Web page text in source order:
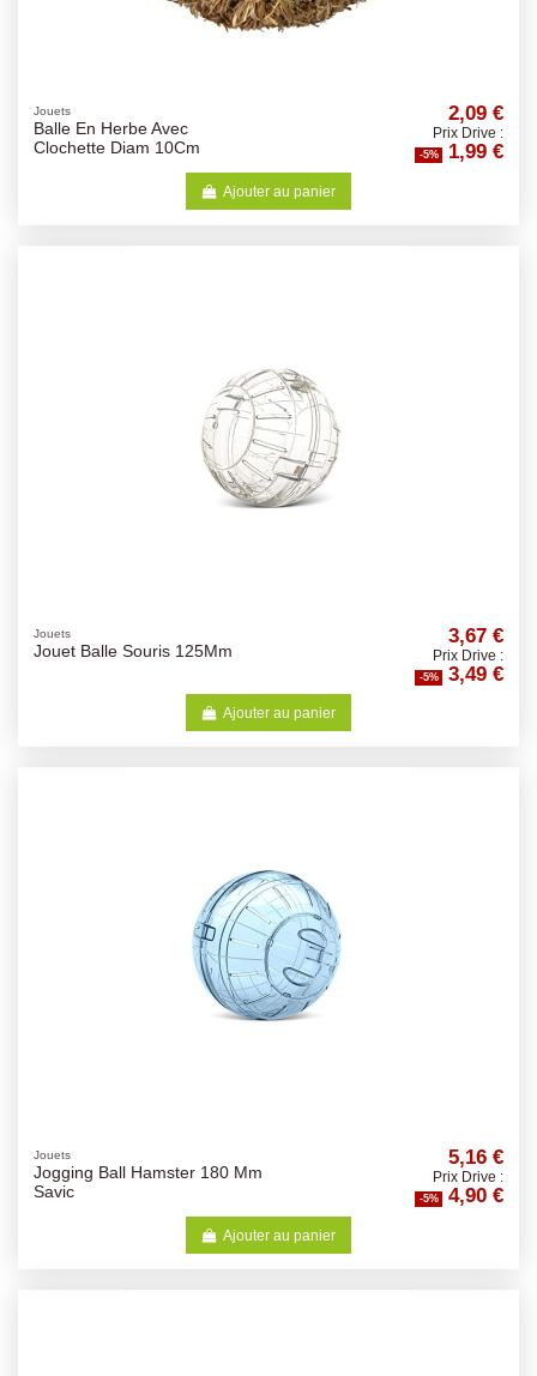
Jouets
Balle En Herbe Avec
Clochette Diam 10Cm
2,09 €
Prix Drive :
-5% 1,99 €
Ajouter au panier
Jouets
Jouet Balle Souris 125Mm
3,67 €
Prix Drive :
-5% 3,49 €
Ajouter au panier
Jouets
Jogging Ball Hamster 180 Mm
Savic
5,16 €
Prix Drive :
-5% 4,90 €
Ajouter au panier